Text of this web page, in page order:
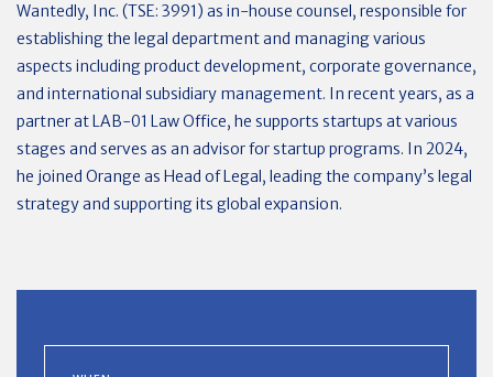
Wantedly, Inc. (TSE: 3991) as in-house counsel, responsible for
establishing the legal department and managing various
aspects including product development, corporate governance,
and international subsidiary management. In recent years, as a
partner at LAB-01 Law Office, he supports startups at various
stages and serves as an advisor for startup programs. In 2024,
he joined Orange as Head of Legal, leading the company’s legal
strategy and supporting its global expansion.